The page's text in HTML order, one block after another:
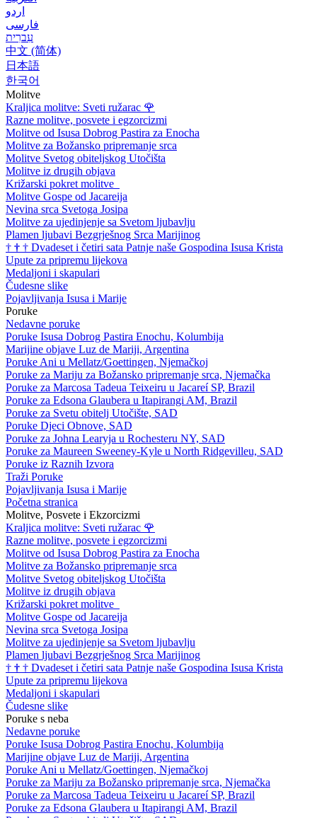
اردو
فارسی
עִברִית
中文 (简体)
日本語
한국어
Molitve
Kraljica molitve: Sveti ružarac 🌹
Razne molitve, posvete i egzorcizmi
Molitve od Isusa Dobrog Pastira za Enocha
Molitve za Božansko pripremanje srca
Molitve Svetog obiteljskog Utočišta
Molitve iz drugih objava
Križarski pokret molitve
Molitve Gospe od Jacareija
Nevina srca Svetoga Josipa
Molitve za ujedinjenje sa Svetom ljubavlju
Plamen ljubavi Bezgrješnog Srca Marijinog
† † † Dvadeset i četiri sata Patnje naše Gospodina Isusa Krista
Upute za pripremu lijekova
Medaljoni i skapulari
Čudesne slike
Pojavljivanja Isusa i Marije
Poruke
Nedavne poruke
Poruke Isusa Dobrog Pastira Enochu, Kolumbija
Marijine objave Luz de Mariji, Argentina
Poruke Ani u Mellatz/Goettingen, Njemačkoj
Poruke za Mariju za Božansko pripremanje srca, Njemačka
Poruke za Marcosa Tadeua Teixeiru u Jacareí SP, Brazil
Poruke za Edsona Glaubera u Itapirangi AM, Brazil
Poruke za Svetu obitelj Utočište, SAD
Poruke Djeci Obnove, SAD
Poruke za Johna Learyja u Rochesteru NY, SAD
Poruke za Maureen Sweeney-Kyle u North Ridgevilleu, SAD
Poruke iz Raznih Izvora
Traži Poruke
Pojavljivanja Isusa i Marije
Početna stranica
Molitve, Posvete i Ekzorcizmi
Kraljica molitve: Sveti ružarac 🌹
Razne molitve, posvete i egzorcizmi
Molitve od Isusa Dobrog Pastira za Enocha
Molitve za Božansko pripremanje srca
Molitve Svetog obiteljskog Utočišta
Molitve iz drugih objava
Križarski pokret molitve
Molitve Gospe od Jacareija
Nevina srca Svetoga Josipa
Molitve za ujedinjenje sa Svetom ljubavlju
Plamen ljubavi Bezgrješnog Srca Marijinog
† † † Dvadeset i četiri sata Patnje naše Gospodina Isusa Krista
Upute za pripremu lijekova
Medaljoni i skapulari
Čudesne slike
Poruke s neba
Nedavne poruke
Poruke Isusa Dobrog Pastira Enochu, Kolumbija
Marijine objave Luz de Mariji, Argentina
Poruke Ani u Mellatz/Goettingen, Njemačkoj
Poruke za Mariju za Božansko pripremanje srca, Njemačka
Poruke za Marcosa Tadeua Teixeiru u Jacareí SP, Brazil
Poruke za Edsona Glaubera u Itapirangi AM, Brazil